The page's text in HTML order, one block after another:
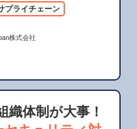
プライチェーン
株式会社
織体制が大事！